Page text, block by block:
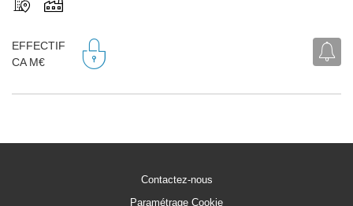
EFFECTIF
CA M€
Contactez-nous
Paramétrage Cookie